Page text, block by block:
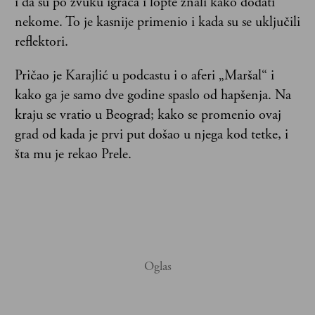
nekome. To je kasnije primenio i kada su se uključili
reflektori.
Pričao je Karajlić u podcastu i o aferi „Maršal“ i
kako ga je samo dve godine spaslo od hapšenja. Na
kraju se vratio u Beograd; kako se promenio ovaj
grad od kada je prvi put došao u njega kod tetke, i
šta mu je rekao Prele.